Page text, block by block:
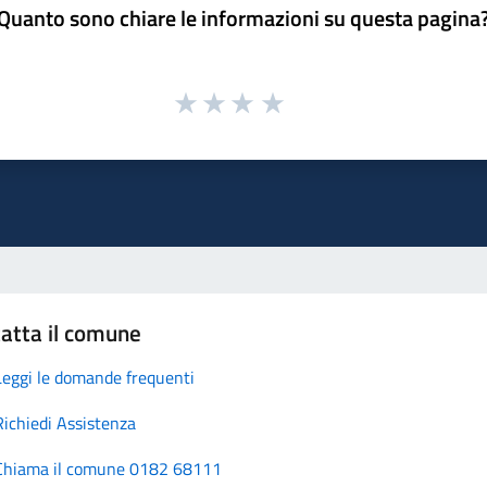
sono chiare le informazioni su questa
il comune
le domande frequenti
Assistenza
il comune 0182 68111